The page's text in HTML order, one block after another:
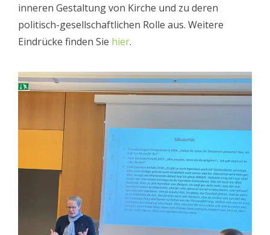
inneren Gestaltung von Kirche und zu deren
politisch-gesellschaftlichen Rolle aus. Weitere
Eindrücke finden Sie hier.